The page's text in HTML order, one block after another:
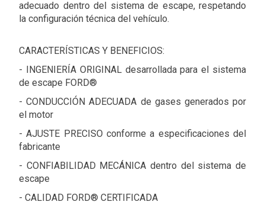
adecuado dentro del sistema de escape, respetando
la configuración técnica del vehículo.
CARACTERÍSTICAS Y BENEFICIOS:
- INGENIERÍA ORIGINAL desarrollada para el sistema
de escape FORD®
- CONDUCCIÓN ADECUADA de gases generados por
el motor
- AJUSTE PRECISO conforme a especificaciones del
fabricante
- CONFIABILIDAD MECÁNICA dentro del sistema de
escape
- CALIDAD FORD® CERTIFICADA